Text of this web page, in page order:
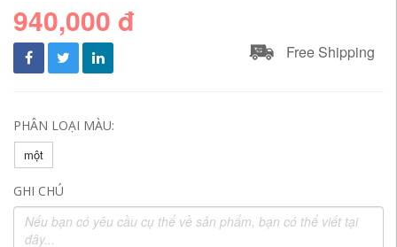
940,000 đ
Free Shipping
PHÂN LOẠI MÀU:
một
GHI CHÚ